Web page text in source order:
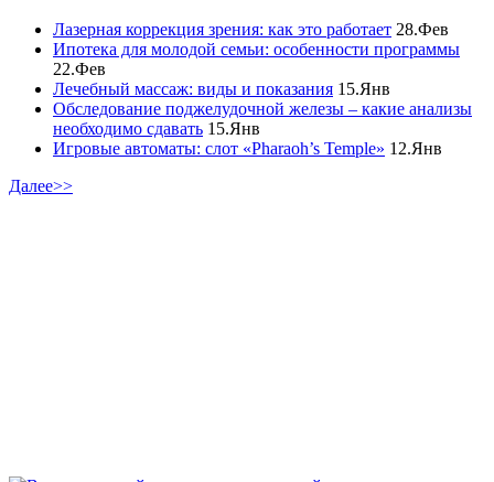
Лазерная коррекция зрения: как это работает 28.Фев
Ипотека для молодой семьи: особенности программы
22.Фев
Лечебный массаж: виды и показания 15.Янв
Обследование поджелудочной железы – какие анализы
необходимо сдавать 15.Янв
Игровые автоматы: слот «Pharaoh’s Temple» 12.Янв
Далее>>